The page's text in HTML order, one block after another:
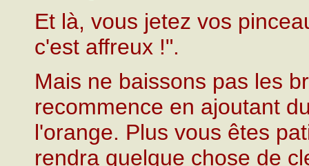
Et là, vous jetez vos
c'est affreux !".
Mais ne baissons pas les
recommence en ajoutant
l'orange. Plus vous êtes
rendra quelque chose de